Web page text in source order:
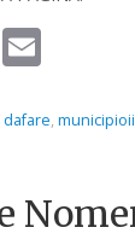
X
dafare, municipioii